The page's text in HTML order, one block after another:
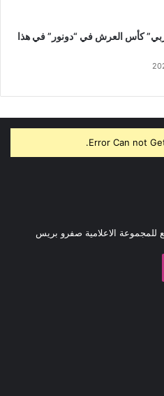
كأس العرش في “دونور” في هذا
Error Can not
للمجموعة الاعلامية صفرو بريس